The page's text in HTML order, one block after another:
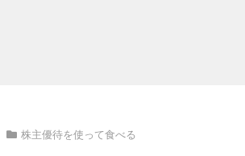
株主優待を使って食べる